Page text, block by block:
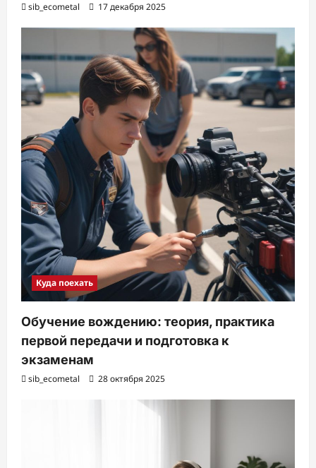
sib_ecometal 17 декабря 2025
Куда поехать
Обучение вождению: теория, практика
первой передачи и подготовка к
экзаменам
sib_ecometal 28 октября 2025